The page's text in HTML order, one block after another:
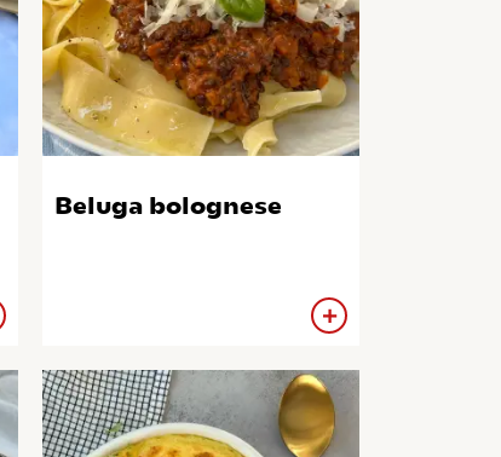
Beluga bolognese